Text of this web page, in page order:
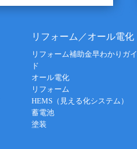
リフォーム／オール電化
リフォーム補助金早わかりガイ
ド
オール電化
リフォーム
HEMS（見える化システム）
蓄電池
塗装